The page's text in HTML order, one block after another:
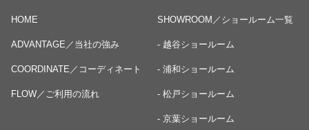
HOME
ADVANTAGE／当社の強み
COORDINATE／コーディネート
FLOW／ご利用の流れ
SHOWROOM／ショールーム一覧
- 越谷ショールーム
- 浦和ショールーム
- 松戸ショールーム
- 京葉ショールーム